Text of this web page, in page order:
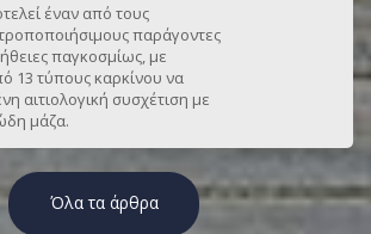
έναν από τους
παράγοντες
παγκοσμίως, με
13 τύπους καρκίνου να
αιτιολογική συσχέτιση με
μάζα.
Όλα τα άρθρα